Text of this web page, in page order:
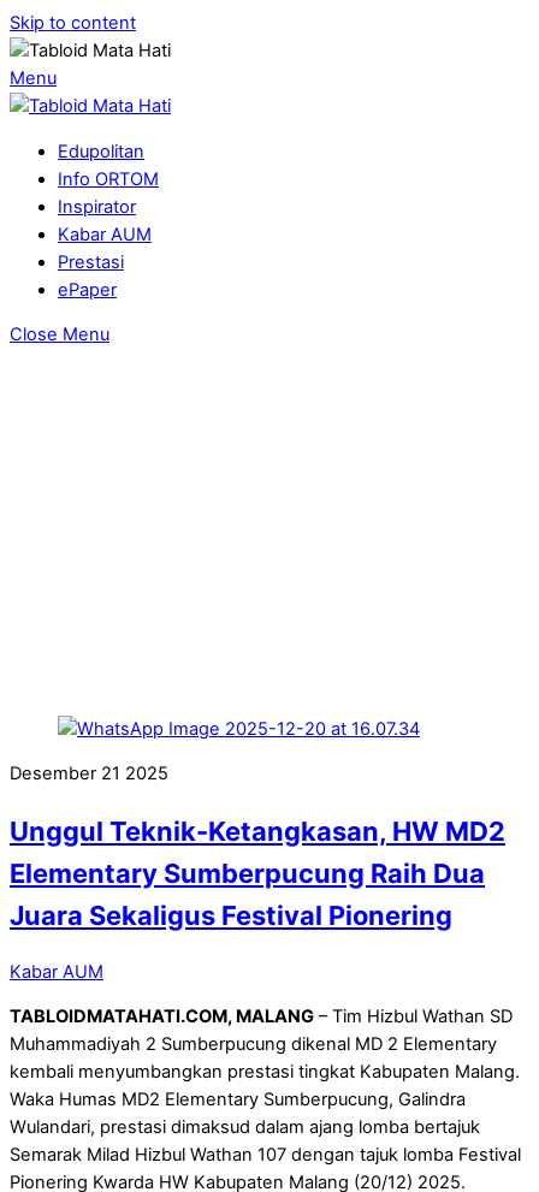
Skip to content
Menu
Edupolitan
Info ORTOM
Inspirator
Kabar AUM
Prestasi
ePaper
Close Menu
Desember 21 2025
Unggul Teknik-Ketangkasan, HW MD2
Elementary Sumberpucung Raih Dua
Juara Sekaligus Festival Pionering
Kabar AUM
TABLOIDMATAHATI.COM, MALANG – Tim Hizbul Wathan SD
Muhammadiyah 2 Sumberpucung dikenal MD 2 Elementary
kembali menyumbangkan prestasi tingkat Kabupaten Malang.
Waka Humas MD2 Elementary Sumberpucung, Galindra
Wulandari, prestasi dimaksud dalam ajang lomba bertajuk
Semarak Milad Hizbul Wathan 107 dengan tajuk lomba Festival
Pionering Kwarda HW Kabupaten Malang (20/12) 2025.